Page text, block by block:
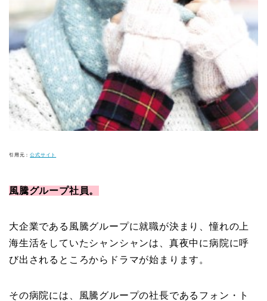
引用元：公式サイト
風騰グループ社員。
大企業である風騰グループに就職が決まり、憧れの上
海生活をしていたシャンシャンは、真夜中に病院に呼
び出されるところからドラマが始まります。
その病院には、風騰グループの社長であるフォン・ト